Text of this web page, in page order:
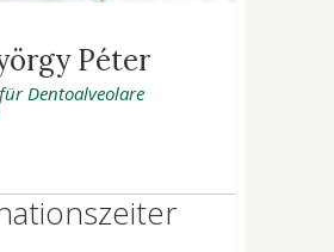
Péter
Dentoalveolare